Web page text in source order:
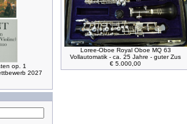
op. 1
2027
Loree-Oboe Royal Oboe MQ 63
Vollautomatik - ca. 25 Jahre - guter Zus
€ 5.000,00